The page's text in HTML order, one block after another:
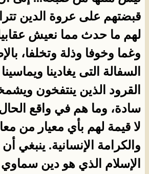
قبضتهم على عروة الدين
لهم ما حدث مما نعيش
وغما وخوفا وذلة وتخلفا،
السفالة التى يغادينا
القرود الذين ينتفخون
سادة، وما هم في واقع الحال
لا قيمة لهم بأي معيار من
والكرامة الإنسانية. ينبغي
الإسلام الذي هو دين